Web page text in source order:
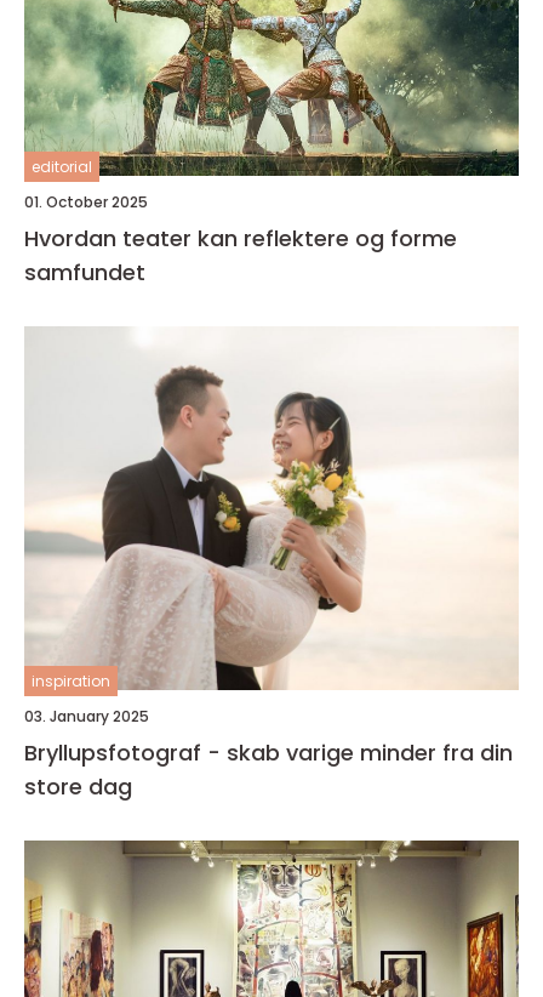
editorial
01. October 2025
Hvordan teater kan reflektere og forme
samfundet
inspiration
03. January 2025
Bryllupsfotograf - skab varige minder fra din
store dag